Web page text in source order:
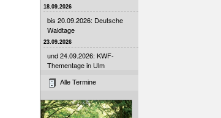
18.09.2026
bis 20.09.2026: Deutsche
Waldtage
23.09.2026
und 24.09.2026: KWF-
Thementage in Ulm
Alle Termine